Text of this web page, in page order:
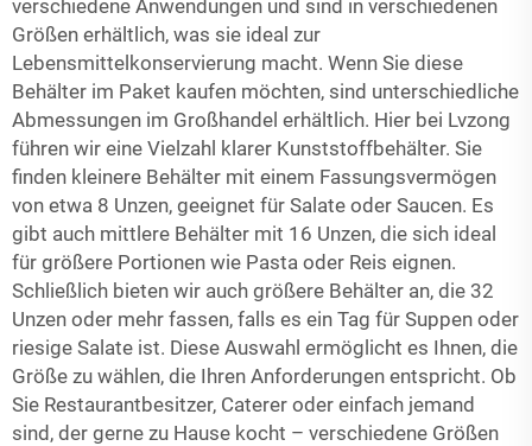
verschiedene Anwendungen und sind in verschiedenen
Größen erhältlich, was sie ideal zur
Lebensmittelkonservierung macht. Wenn Sie diese
Behälter im Paket kaufen möchten, sind unterschiedliche
Abmessungen im Großhandel erhältlich. Hier bei Lvzong
führen wir eine Vielzahl klarer Kunststoffbehälter. Sie
finden kleinere Behälter mit einem Fassungsvermögen
von etwa 8 Unzen, geeignet für Salate oder Saucen. Es
gibt auch mittlere Behälter mit 16 Unzen, die sich ideal
für größere Portionen wie Pasta oder Reis eignen.
Schließlich bieten wir auch größere Behälter an, die 32
Unzen oder mehr fassen, falls es ein Tag für Suppen oder
riesige Salate ist. Diese Auswahl ermöglicht es Ihnen, die
Größe zu wählen, die Ihren Anforderungen entspricht. Ob
Sie Restaurantbesitzer, Caterer oder einfach jemand
sind, der gerne zu Hause kocht – verschiedene Größen